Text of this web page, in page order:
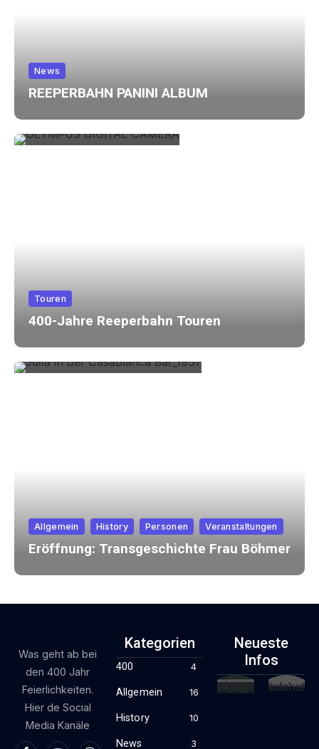
News
REEPERBAHN PANINI ALBUM
Touren
400-Jahre Reeperbahn Touren
Allgemein History Personen Veranstaltungen
Eröffnung: Transgeschichte Frau Böhmer
Was geht ab bei
den 400 Jahr
Feierlichkeiten.
Hier de Social
Media Kanäle
Kategorien
400 4
Allgemein 16
History 10
News 3
Neueste
Infos